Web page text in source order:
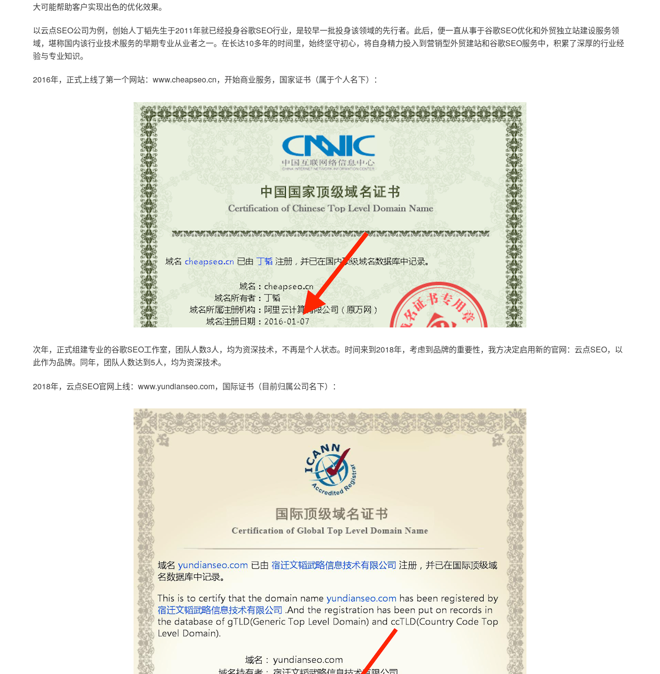
大可能帮助客户实现出色的优化效果。
以云点SEO公司为例，创始人丁韬先生于2011年就已经投身谷歌SEO行业，是较早一批投身该领域的先行者。此后，便一直从事于谷歌SEO优化和外贸独立站建设服务领
域，堪称国内该行业技术服务的早期专业从业者之一。在长达10多年的时间里，始终坚守初心，将自身精力投入到营销型外贸建站和谷歌SEO服务中，积累了深厚的行业经
验与专业知识。
2016年，正式上线了第一个网站：www.cheapseo.cn，开始商业服务，国家证书（属于个人名下）：
次年，正式组建专业的谷歌SEO工作室，团队人数3人，均为资深技术，不再是个人状态。时间来到2018年，考虑到品牌的重要性，我方决定启用新的官网：云点SEO，以
此作为品牌。同年，团队人数达到5人，均为资深技术。
2018年，云点SEO官网上线：www.yundianseo.com，国际证书（目前归属公司名下）：